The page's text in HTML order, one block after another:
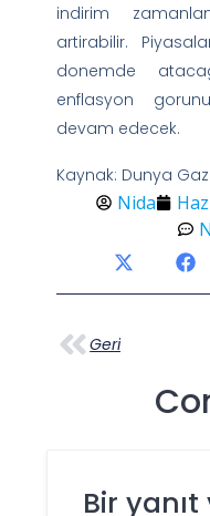
indirim
artirabilir.
donemde
enflasyon
devam edecek.
Kaynak: Dunya
Nida
Geri
Bir yanıt